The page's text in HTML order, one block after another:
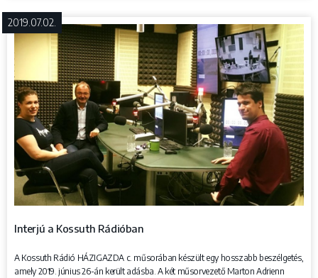
2019.07.02.
Interjú a Kossuth Rádióban
A Kossuth Rádió HÁZIGAZDA c. műsorában készült egy hosszabb beszélgetés,
amely 2019. június 26-án került adásba. A két műsorvezető Marton Adrienn